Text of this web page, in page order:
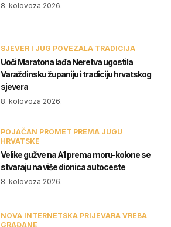
8. kolovoza 2026.
SJEVER I JUG POVEZALA TRADICIJA
Uoči Maratona lađa Neretva ugostila
Varaždinsku županiju i tradiciju hrvatskog
sjevera
8. kolovoza 2026.
POJAČAN PROMET PREMA JUGU
HRVATSKE
Velike gužve na A1 prema moru-kolone se
stvaraju na više dionica autoceste
8. kolovoza 2026.
NOVA INTERNETSKA PRIJEVARA VREBA
GRAĐANE